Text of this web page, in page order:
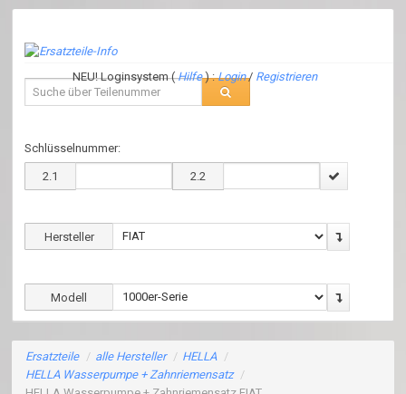
NEU! Loginsystem (Hilfe) :Login/ Registrieren
Schlüsselnummer:
2.1 2.2
Hersteller
Modell
Ersatzteile / alle Hersteller / HELLA /
HELLA Wasserpumpe + Zahnriemensatz /